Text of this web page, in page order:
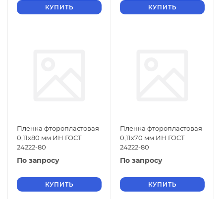
КУПИТЬ КУПИТЬ
Пленка фторопластовая
0,11х80 мм ИН ГОСТ
24222-80
По запросу
КУПИТЬ
Пленка фторопластовая
0,11х70 мм ИН ГОСТ
24222-80
По запросу
КУПИТЬ